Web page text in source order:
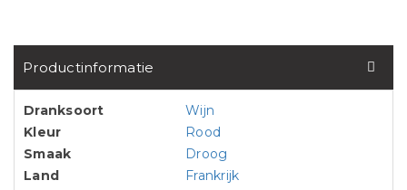
Productinformatie
Dranksoort
Wijn
Kleur
Rood
Smaak
Droog
Land
Frankrijk